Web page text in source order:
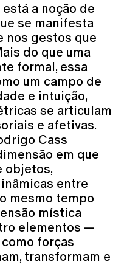
a noção de
se manifesta
nos gestos que
do que uma
formal, essa
um campo de
e intuição,
se articulam
e afetivas.
Cass
em que
objetos,
entre
mesmo tempo
mística
elementos —
forças
transformam e